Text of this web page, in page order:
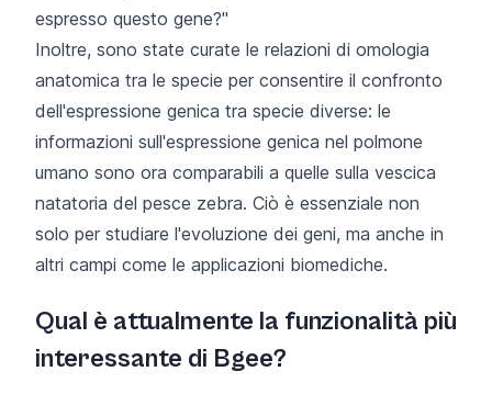
espresso questo gene?"
Inoltre, sono state curate le relazioni di omologia
anatomica tra le specie per consentire il confronto
dell'espressione genica tra specie diverse: le
informazioni sull'espressione genica nel polmone
umano sono ora comparabili a quelle sulla vescica
natatoria del pesce zebra. Ciò è essenziale non
solo per studiare l'evoluzione dei geni, ma anche in
altri campi come le applicazioni biomediche.
Qual è attualmente la funzionalità più
interessante di Bgee?